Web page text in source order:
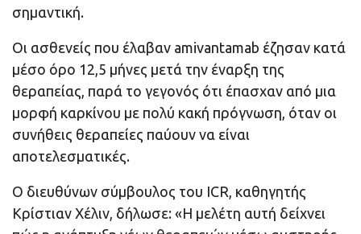
σημαντική.
Οι ασθενείς που έλαβαν amivantamab έζησαν κατά
μέσο όρο 12,5 μήνες μετά την έναρξη της
θεραπείας, παρά το γεγονός ότι έπασχαν από μια
μορφή καρκίνου με πολύ κακή πρόγνωση, όταν οι
συνήθεις θεραπείες παύουν να είναι
αποτελεσματικές.
Ο διευθύνων σύμβουλος του ICR, καθηγητής
Κρίστιαν Χέλιν, δήλωσε: «Η μελέτη αυτή δείχνει